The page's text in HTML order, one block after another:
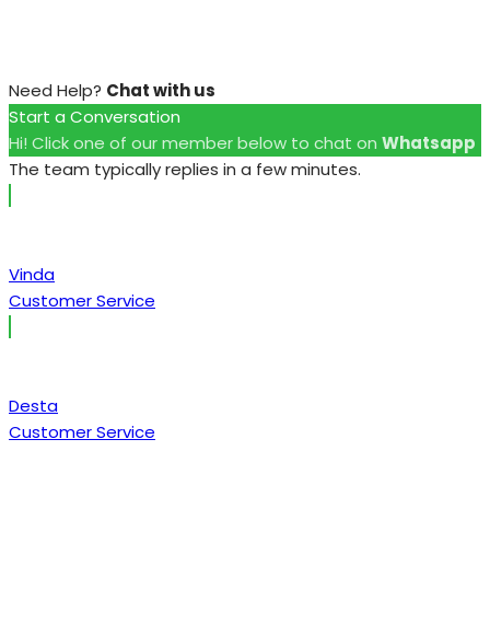
Need Help? Chat with us
Start a Conversation
Hi! Click one of our member below to chat on Whatsapp
The team typically replies in a few minutes.
Vinda
Customer Service
Desta
Customer Service